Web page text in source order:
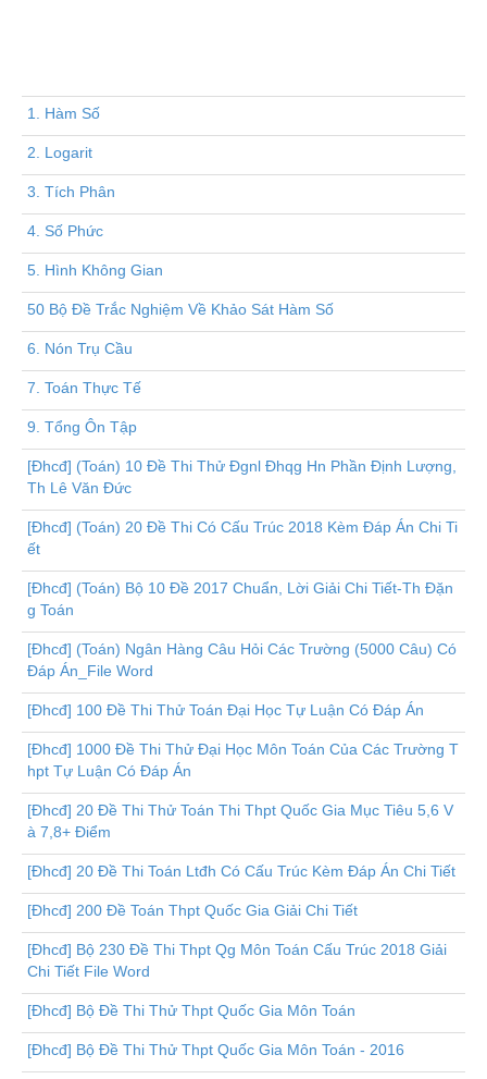
1. Hàm Số
2. Logarit
3. Tích Phân
4. Số Phức
5. Hình Không Gian
50 Bộ Đề Trắc Nghiệm Về Khảo Sát Hàm Số
6. Nón Trụ Cầu
7. Toán Thực Tế
9. Tổng Ôn Tập
[Đhcđ] (Toán) 10 Đề Thi Thử Đgnl Đhqg Hn Phần Định Lượng,
Th Lê Văn Đức
[Đhcđ] (Toán) 20 Đề Thi Có Cấu Trúc 2018 Kèm Đáp Án Chi Ti
ết
[Đhcđ] (Toán) Bộ 10 Đề 2017 Chuẩn, Lời Giải Chi Tiết-Th Đặn
g Toán
[Đhcđ] (Toán) Ngân Hàng Câu Hỏi Các Trường (5000 Câu) Có
Đáp Án_File Word
[Đhcđ] 100 Đề Thi Thử Toán Đại Học Tự Luận Có Đáp Án
[Đhcđ] 1000 Đề Thi Thử Đại Học Môn Toán Của Các Trường T
hpt Tự Luận Có Đáp Án
[Đhcđ] 20 Đề Thi Thử Toán Thi Thpt Quốc Gia Mục Tiêu 5,6 V
à 7,8+ Điểm
[Đhcđ] 20 Đề Thi Toán Ltđh Có Cấu Trúc Kèm Đáp Án Chi Tiết
[Đhcđ] 200 Đề Toán Thpt Quốc Gia Giải Chi Tiết
[Đhcđ] Bộ 230 Đề Thi Thpt Qg Môn Toán Cấu Trúc 2018 Giải
Chi Tiết File Word
[Đhcđ] Bộ Đề Thi Thử Thpt Quốc Gia Môn Toán
[Đhcđ] Bộ Đề Thi Thử Thpt Quốc Gia Môn Toán - 2016